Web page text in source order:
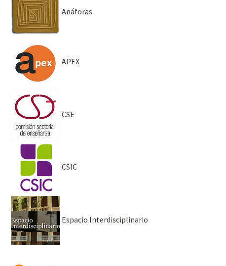
Anáforas
APEX
CSE
CSIC
Espacio Interdisciplinario